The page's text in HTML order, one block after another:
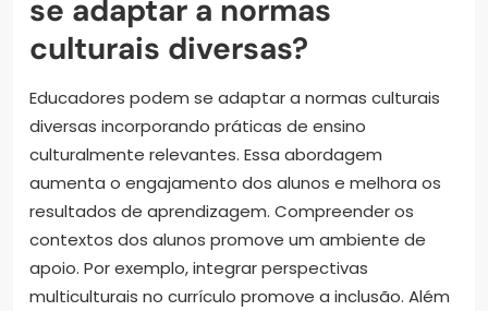
se adaptar a normas
culturais diversas?
Educadores podem se adaptar a normas culturais
diversas incorporando práticas de ensino
culturalmente relevantes. Essa abordagem
aumenta o engajamento dos alunos e melhora os
resultados de aprendizagem. Compreender os
contextos dos alunos promove um ambiente de
apoio. Por exemplo, integrar perspectivas
multiculturais no currículo promove a inclusão. Além